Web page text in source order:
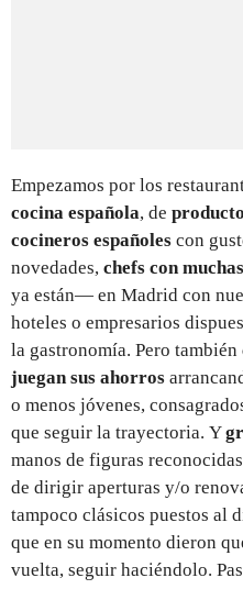
Empezamos por los
cocina española, de
cocineros españoles con
novedades, chefs con
ya están— en Madrid con
hoteles o empresarios
la gastronomía. Pero también
juegan sus ahorros
o menos jóvenes,
que seguir la trayectoria. Y
manos de figuras
de dirigir aperturas y/o
tampoco clásicos puestos al
que en su momento dieron
vuelta, seguir haciéndolo.